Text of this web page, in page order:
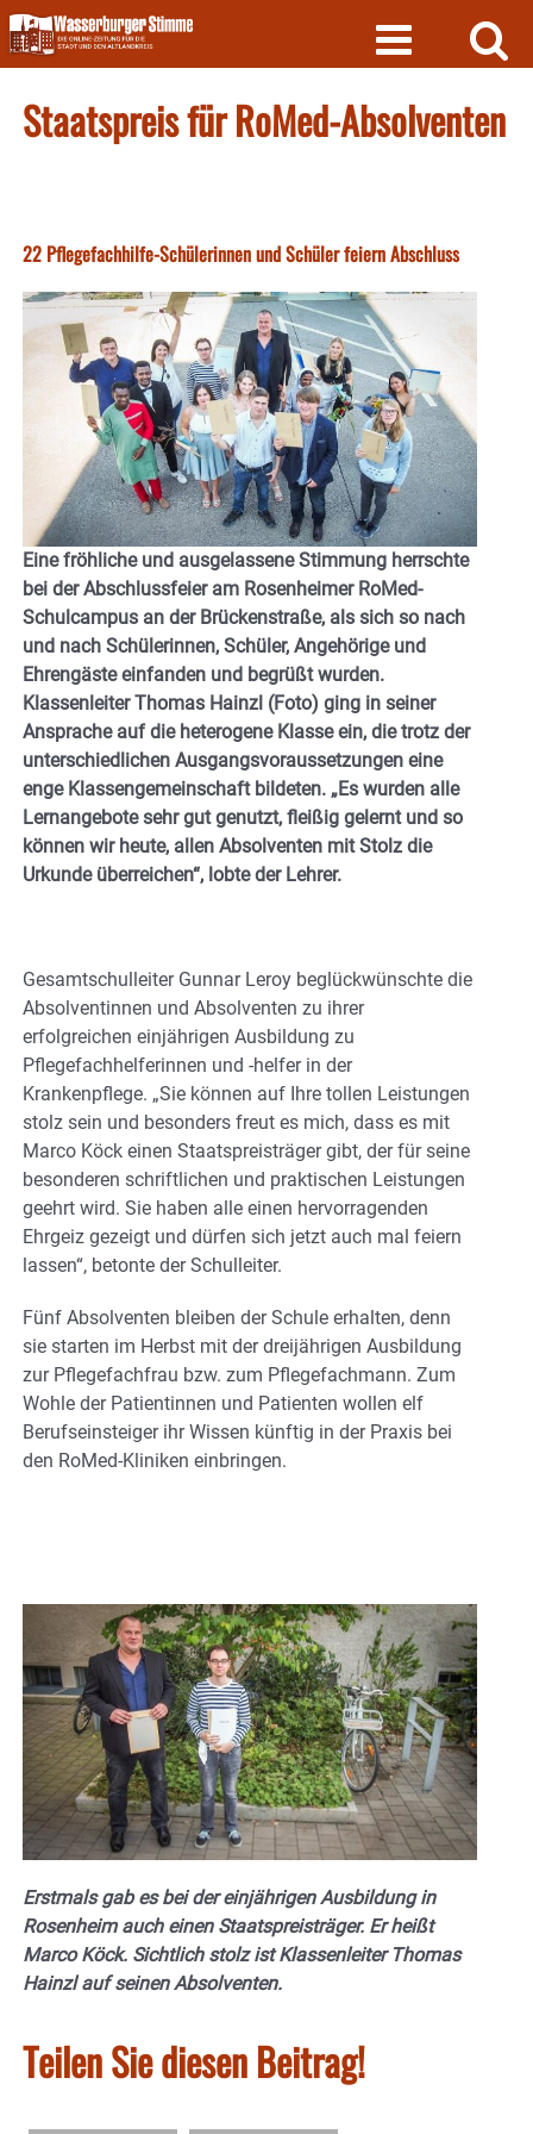
Skip
to
content
Staatspreis für RoMed-Absolventen
22 Pflegefachhilfe-Schülerinnen und Schüler feiern Abschluss
Eine fröhliche und ausgelassene Stimmung herrschte
bei der Abschlussfeier am Rosenheimer RoMed-
Schulcampus an der Brückenstraße, als sich so nach
und nach Schülerinnen, Schüler, Angehörige und
Ehrengäste einfanden und begrüßt wurden.
Klassenleiter Thomas Hainzl (Foto) ging in seiner
Ansprache auf die heterogene Klasse ein, die trotz der
unterschiedlichen Ausgangsvoraussetzungen eine
enge Klassengemeinschaft bildeten. „Es wurden alle
Lernangebote sehr gut genutzt, fleißig gelernt und so
können wir heute, allen Absolventen mit Stolz die
Urkunde überreichen“, lobte der Lehrer.
Gesamtschulleiter Gunnar Leroy beglückwünschte die
Absolventinnen und Absolventen zu ihrer
erfolgreichen einjährigen Ausbildung zu
Pflegefachhelferinnen und -helfer in der
Krankenpflege. „Sie können auf Ihre tollen Leistungen
stolz sein und besonders freut es mich, dass es mit
Marco Köck einen Staatspreisträger gibt, der für seine
besonderen schriftlichen und praktischen Leistungen
geehrt wird. Sie haben alle einen hervorragenden
Ehrgeiz gezeigt und dürfen sich jetzt auch mal feiern
lassen“, betonte der Schulleiter.
Fünf Absolventen bleiben der Schule erhalten, denn
sie starten im Herbst mit der dreijährigen Ausbildung
zur Pflegefachfrau bzw. zum Pflegefachmann. Zum
Wohle der Patientinnen und Patienten wollen elf
Berufseinsteiger ihr Wissen künftig in der Praxis bei
den RoMed-Kliniken einbringen.
Erstmals gab es bei der einjährigen Ausbildung in
Rosenheim auch einen Staatspreisträger. Er heißt
Marco Köck. Sichtlich stolz ist Klassenleiter Thomas
Hainzl auf seinen Absolventen.
Teilen Sie diesen Beitrag!